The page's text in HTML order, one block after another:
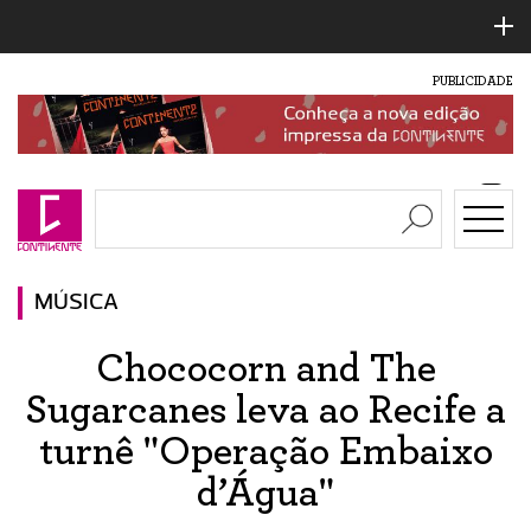
PUBLICIDADE
MÚSICA
Chococorn and The
Sugarcanes leva ao Recife a
turnê "Operação Embaixo
d’Água"